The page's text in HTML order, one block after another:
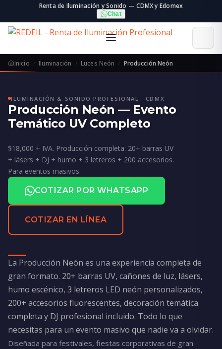
Renta de Iluminación y Sonido — CDMX y Edomex
Chat
Inicio Iluminación Luces Neón Producción Neón
ILUMINACIÓN & SONIDO PROFESIONAL · CDMX
Producción Neón — Evento
Temático UV Completo
$18,000 + IVA. Producción completa: 20+ barras UV
+ lásers + DJ + humo + 3 letreros + 200 accesorios.
Para eventos masivos.
COTIZAR POR WHATSAPP
COTIZAR EN LÍNEA
La Producción Neón es una experiencia completa de
gran formato. 20+ barras UV, cañones de luz, lásers,
humo escénico, 3 letreros LED neón personalizados,
200+ accesorios fluorescentes, decoración temática
completa y DJ profesional incluido. Todo lo que
necesitas para un evento masivo que nadie va a olvidar.
Diseñada para festivales, fiestas corporativas de gran